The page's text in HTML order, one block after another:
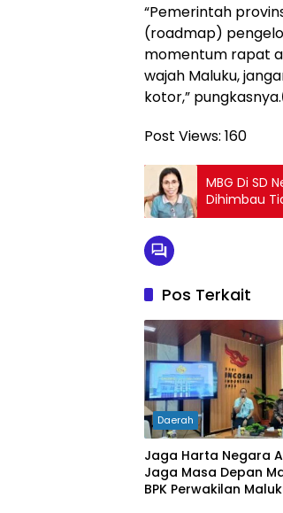
“Pemerintah
(roadmap)
momentum rapat
wajah Maluku,
kotor,” pungkasnya.
Post Views: 160
MBG Di SD
Dihimbau
Pos Terkait
Daerah
Jaga Harta Negara
Jaga Masa Depan
BPK Perwakilan